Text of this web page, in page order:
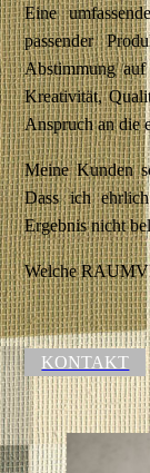
Eine
passender
Abstimmung
Kreativität,
Anspruch an die
Meine Kunden
Dass ich
Ergebnis nicht
Welche
KONTAKT